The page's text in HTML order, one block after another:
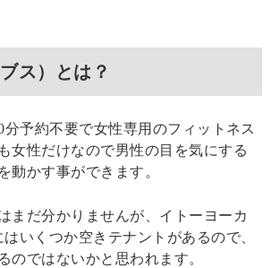
ス）とは？
分予約不要で女性専用のフィットネス
女性だけなので男性の目を気にする
動かす事ができます。
まだ分かりませんが、イトーヨーカ
はいくつか空きテナントがあるので、
のではないかと思われます。